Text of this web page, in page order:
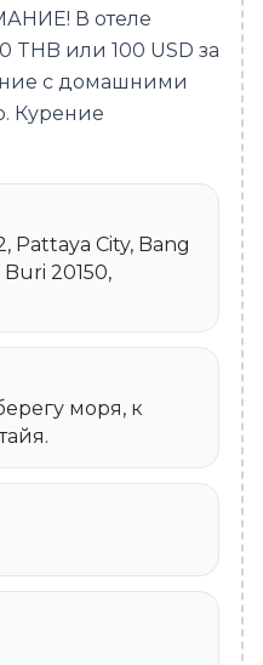
В отеле
THB или 100 USD за
с домашними
Курение
Pattaya City, Bang
20150,
моря, к